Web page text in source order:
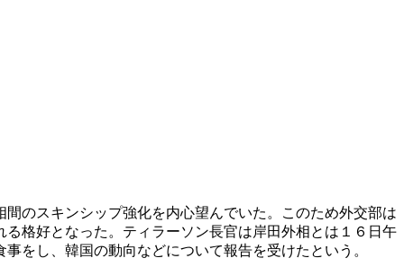
のスキンシップ強化を内心望んでいた。このため外交部は
格好となった。ティラーソン長官は岸田外相とは１６日午
をし、韓国の動向などについて報告を受けたという。